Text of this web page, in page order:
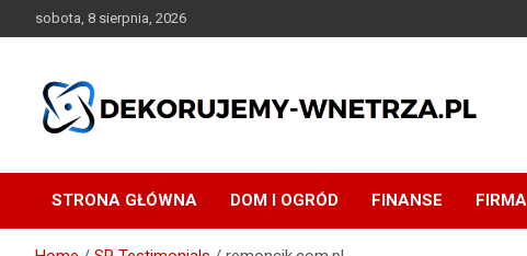
to
sobota, 8 sierpnia, 2026
dekorujemy-wnetrza.pl
STRONA GŁÓWNA DOM I OGRÓD FINANSE FIRMA